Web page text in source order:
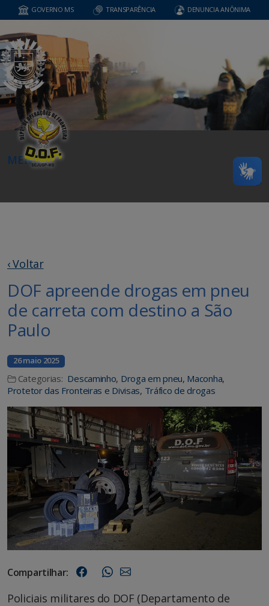
GOVERNO MS TRANSPARÊNCIA DENUNCIA ANÔNIMA
MENU
‹ Voltar
DOF apreende drogas em pneu
de carreta com destino a São
Paulo
26 maio 2025
Categorias: Descaminho, Droga em pneu, Maconha,
Protetor das Fronteiras e Divisas, Tráfico de drogas
Compartilhar:
Policiais militares do DOF (Departamento de